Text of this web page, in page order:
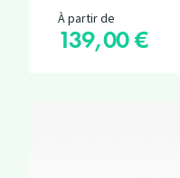
À partir de
Prix
139,00 €